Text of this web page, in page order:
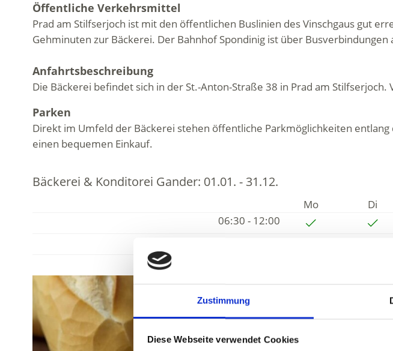
Zustimmung
Diese Webseite verwendet Cookies
Öffentliche Verkehrsmittel
Prad am Stilfserjoch ist mit den öffentlichen Buslinien des Vinschgaus gut
Gehminuten zur Bäckerei. Der Bahnhof Spondinig ist über Busverbindungen
Anfahrtsbeschreibung
Die Bäckerei befindet sich in der St.-Anton-Straße 38 in Prad am
Parken
Direkt im Umfeld der Bäckerei stehen öffentliche Parkmöglichkeiten
einen bequemen Einkauf.
Bäckerei & Konditorei Gander: 01.01. - 31.12.
Mo Di
06:30 - 12:00